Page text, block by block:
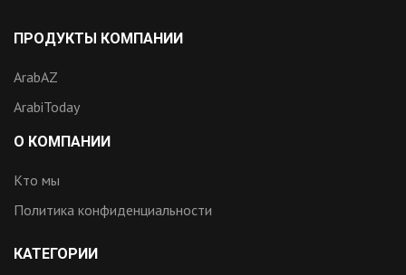
ПРОДУКТЫ КОМПАНИИ
ArabAZ
ArabiToday
О КОМПАНИИ
Кто мы
Политика конфиденциальности
КАТЕГОРИИ